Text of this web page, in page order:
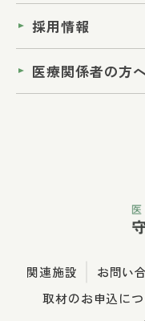
採用情報
医療関係者の方へ
関連施設 お問い
取材のお申込に